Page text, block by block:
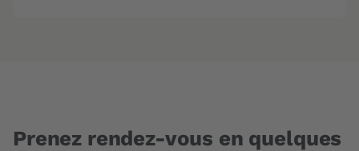
Prenez rendez-vous en quelques